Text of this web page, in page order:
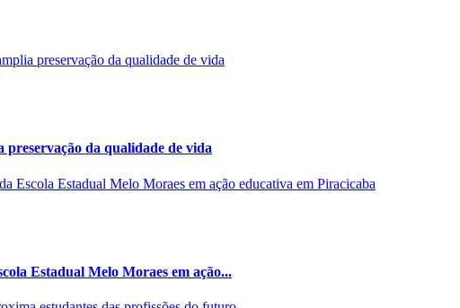
preservação da qualidade de vida
Estadual Melo Moraes em ação...